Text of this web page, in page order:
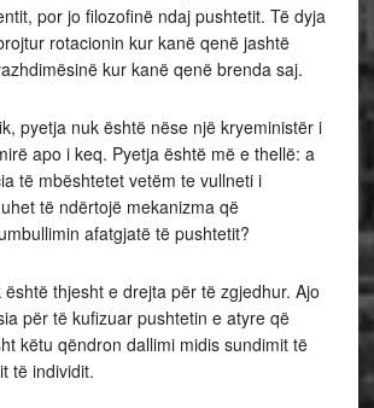
por jo filozofinë ndaj pushtetit. Të dyja
rotacionin kur kanë qenë jashtë
kur kanë qenë brenda saj.
pyetja nuk është nëse një kryeministër i
apo i keq. Pyetja është më e thellë: a
të mbështetet vetëm te vullneti i
të ndërtojë mekanizma që
afatgjatë të pushtetit?
thjesht e drejta për të zgjedhur. Ajo
për të kufizuar pushtetin e atyre që
këtu qëndron dallimi midis sundimit të
të individit.